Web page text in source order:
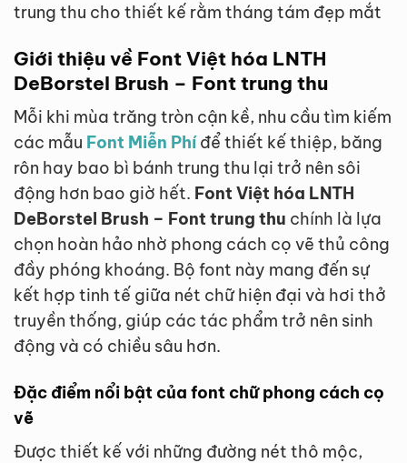
trung thu cho thiết kế rằm tháng tám đẹp mắt
Giới thiệu về Font Việt hóa LNTH
DeBorstel Brush – Font trung thu
Mỗi khi mùa trăng tròn cận kề, nhu cầu tìm kiếm
các mẫu Font Miễn Phíđể thiết kế thiệp, băng
rôn hay bao bì bánh trung thu lại trở nên sôi
động hơn bao giờ hết. Font Việt hóa LNTH
DeBorstel Brush – Font trung thu chính là lựa
chọn hoàn hảo nhờ phong cách cọ vẽ thủ công
đầy phóng khoáng. Bộ font này mang đến sự
kết hợp tinh tế giữa nét chữ hiện đại và hơi thở
truyền thống, giúp các tác phẩm trở nên sinh
động và có chiều sâu hơn.
Đặc điểm nổi bật của font chữ phong cách cọ
vẽ
Được thiết kế với những đường nét thô mộc,